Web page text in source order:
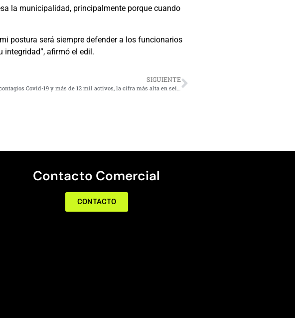
la municipalidad, principalmente porque cuando
postura será siempre defender a los funcionarios
afirmó el edil.
SIGUIENTE
Minsal informó este jueves 3.134 contagios Covid-19 y más de 12 mil activos, la cifra más alta en seis meses
Contacto Comercial
CONTACTO